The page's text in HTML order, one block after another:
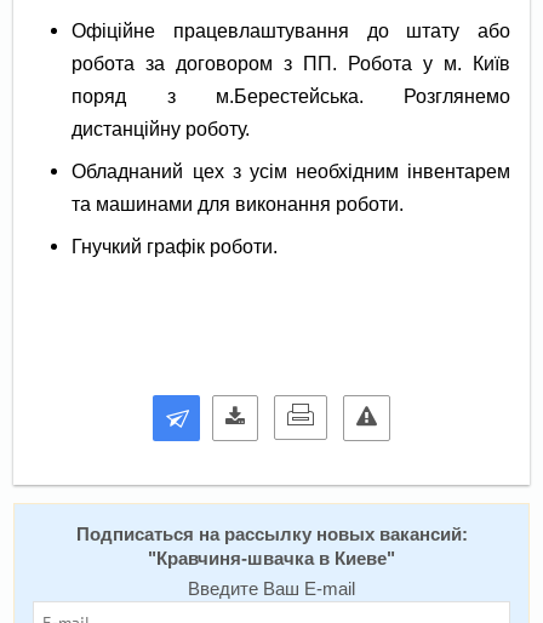
Офіційне працевлаштування до штату або
робота за договором з ПП. Робота у м. Київ
поряд з м.Берестейська. Розглянемо
дистанційну роботу.
Обладнаний цех з усім необхідним інвентарем
та машинами для виконання роботи.
Гнучкий графік роботи.
Подписаться на расcылку новых вакансий:
" Кравчиня-швачка в Киеве"
Введите Ваш E-mail